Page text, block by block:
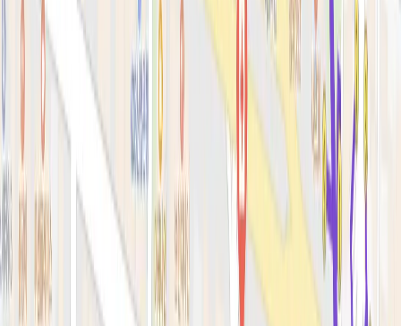
피부 고민별 가이드